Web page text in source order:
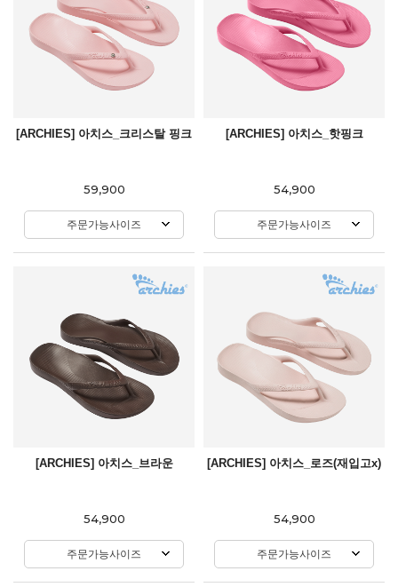
[ARCHIES] 아치스_크리스탈 핑크
59,900
주문가능사이즈
[ARCHIES] 아치스_핫핑크
54,900
주문가능사이즈
[ARCHIES] 아치스_브라운
54,900
주문가능사이즈
[ARCHIES] 아치스_로즈(재입고x)
54,900
주문가능사이즈